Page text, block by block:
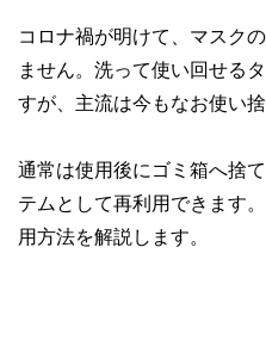
コロナ禍が明けて、マスク
ません。洗って使い回せる
すが、主流は今もなお使い
通常は使用後にゴミ箱へ捨
テムとして再利用できます
用方法を解説します。